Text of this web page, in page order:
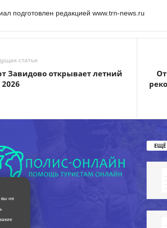
подготовлен редакцией www.trn-news.ru
статья
Завидово открывает летний
2026
не